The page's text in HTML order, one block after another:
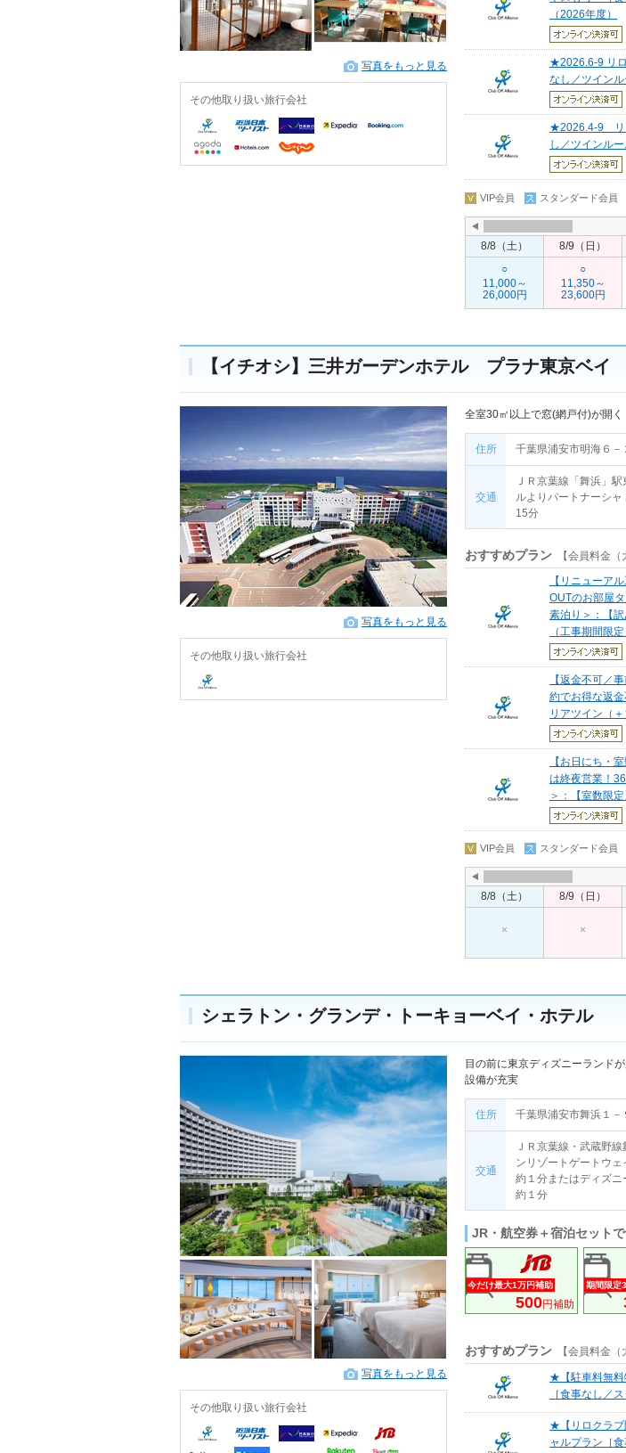
写真をもっと見る
その他取り扱い旅行会社
（2026年度）
★2026.6-9 リ
なし／ツインル
★2026.4-9 リ
し／ツインル
VIP会員 スタンダード会員
8/8（土） 8/9（日）
○
11,000～
26,000円
○
11,350～
23,600円
【イチオシ】三井ガーデンホテル プラナ東京ベイ
写真をもっと見る
その他取り扱い旅行会社
全室30㎡以上で窓(網戸付)が開
住所 千葉県浦安市明海６－
交通
ＪＲ京葉線「舞浜」
ルよりパートナーシ
15分
おすすめプラン 【会員料金
【リニューア
OUTのお部屋
素泊り＞：【
（工事期間限
【返金不可／
約でお得な返
リアツイン（
【お日にち・
は終夜営業！
＞：【室数限
VIP会員 スタンダード会員
8/8（土） 8/9（日）
× ×
シェラトン・グランデ・トーキョーベイ・ホテル
写真をもっと見る
その他取り扱い旅行会社
目の前に東京ディズニーランド
設備が充実
住所 千葉県浦安市舞浜１－
交通
ＪＲ京葉線・武蔵野
ンリゾートゲートウ
約１分またはディズニ
約１分
JR・航空券＋宿泊セット
今だけ最大1万円補助
500円補助
期間限定
おすすめプラン 【会員料金
★【駐車料無料
［食事なし／
★【リロクラブ
ャルプラン［